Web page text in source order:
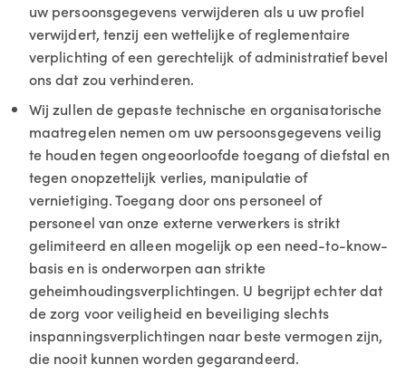
uw persoonsgegevens verwijderen als u uw profiel
verwijdert, tenzij een wettelijke of reglementaire
verplichting of een gerechtelijk of administratief bevel
ons dat zou verhinderen.
Wij zullen de gepaste technische en organisatorische
maatregelen nemen om uw persoonsgegevens veilig
te houden tegen ongeoorloofde toegang of diefstal en
tegen onopzettelijk verlies, manipulatie of
vernietiging. Toegang door ons personeel of
personeel van onze externe verwerkers is strikt
gelimiteerd en alleen mogelijk op een need-to-know-
basis en is onderworpen aan strikte
geheimhoudingsverplichtingen. U begrijpt echter dat
de zorg voor veiligheid en beveiliging slechts
inspanningsverplichtingen naar beste vermogen zijn,
die nooit kunnen worden gegarandeerd.